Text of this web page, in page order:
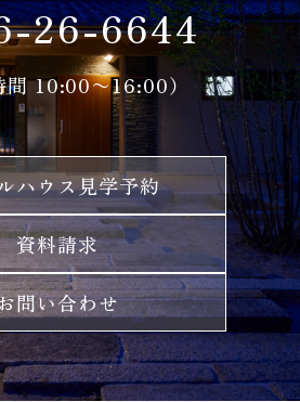
26-6644
間 10:00〜16:00）
ハウス見学予約
資料請求
問い合わせ